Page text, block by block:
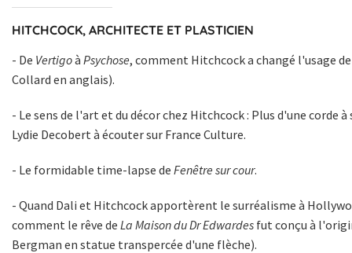
HITCHCOCK, ARCHITECTE ET PLASTICIEN
- De Vertigoà Psychose, comment Hitchcock a changé l'usage
Collard en anglais).
- Le sens de l'art et du décor chez Hitchcock : Plus d'une corde à
Lydie Decobert à écouter sur France Culture.
- Le formidable time-lapse de Fenêtre sur cour.
- Quand Dali et Hitchcock apportèrent le surréalisme à
comment le rêve de La Maison du Dr Edwardes fut conçu à
Bergman en statue transpercée d'une flèche).